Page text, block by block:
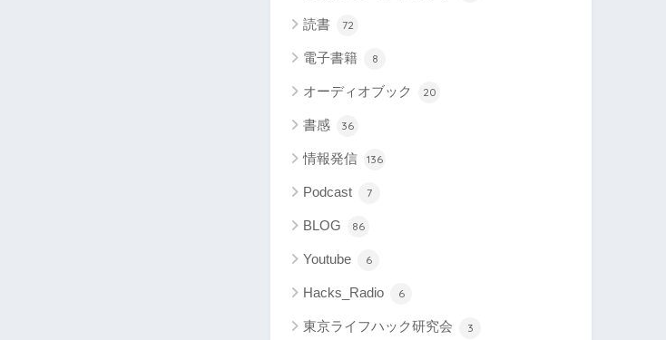
読書 72
電子書籍 8
オーディオブック 20
書感 36
情報発信 136
Podcast 7
BLOG 86
Youtube 6
Hacks_Radio 6
東京ライフハック研究会 3